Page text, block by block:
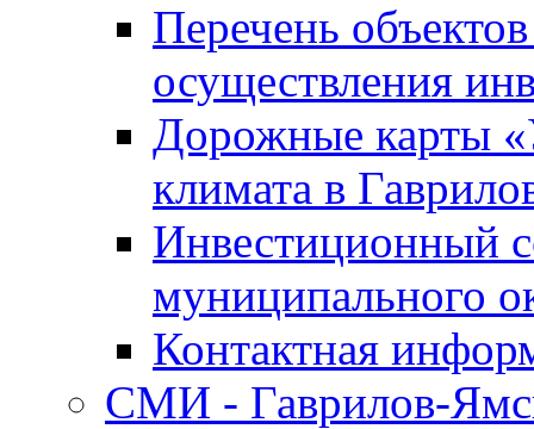
Перечень
осуществления
Дорожные карты
климата в
Инвестиционный
муниципального
Контактная
СМИ - Гаврилов-